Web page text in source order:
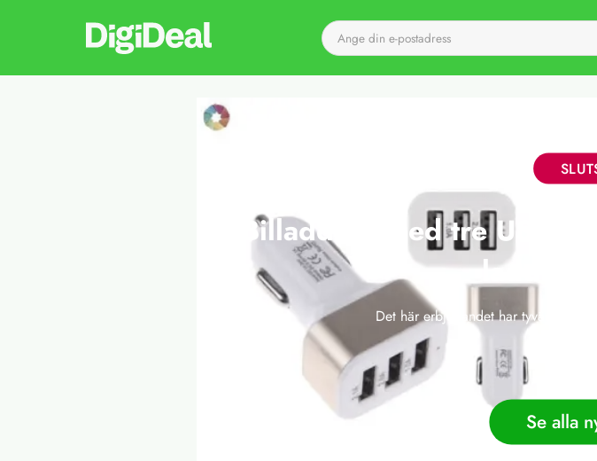
Till startsidan
Billaddare med tre USB-
Det här erbjudandet har tyvärr gått
Se alla